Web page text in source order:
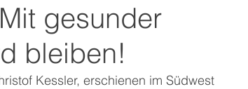
gesunder
bleiben!
Kessler, erschienen im Südwest